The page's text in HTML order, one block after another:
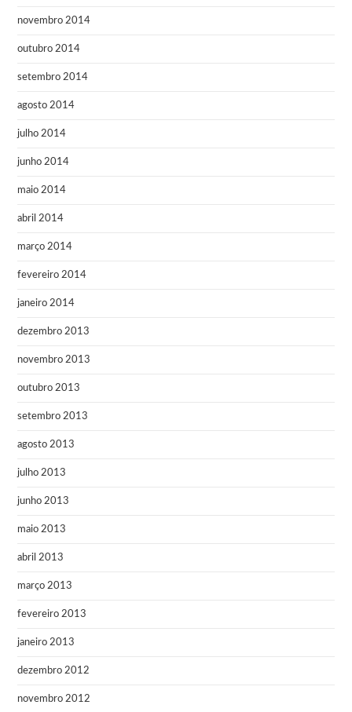
novembro 2014
outubro 2014
setembro 2014
agosto 2014
julho 2014
junho 2014
maio 2014
abril 2014
março 2014
fevereiro 2014
janeiro 2014
dezembro 2013
novembro 2013
outubro 2013
setembro 2013
agosto 2013
julho 2013
junho 2013
maio 2013
abril 2013
março 2013
fevereiro 2013
janeiro 2013
dezembro 2012
novembro 2012